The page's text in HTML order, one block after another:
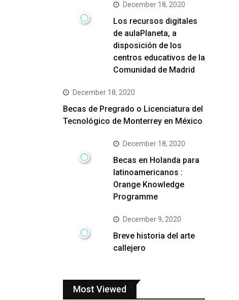
December 18, 2020
Los recursos digitales
de aulaPlaneta, a
disposición de los
centros educativos de la
Comunidad de Madrid
December 18, 2020
Becas de Pregrado o Licenciatura del
Tecnológico de Monterrey en México
December 18, 2020
Becas en Holanda para
latinoamericanos :
Orange Knowledge
Programme
December 9, 2020
Breve historia del arte
callejero
Most Viewed